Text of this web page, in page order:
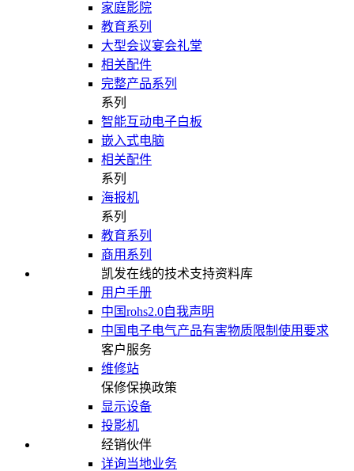
家庭影院
教育系列
大型会议宴会礼堂
相关配件
完整产品系列
系列
智能互动电子白板
嵌入式电脑
相关配件
系列
海报机
系列
教育系列
商用系列
凯发在线的技术支持资料库
用户手册
中国rohs2.0自我声明
中国电子电气产品有害物质限制使用要求
客户服务
维修站
保修保换政策
显示设备
投影机
经销伙伴
详询当地业务